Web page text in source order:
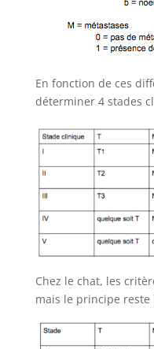
En fonction de ces
déterminer 4 stades
Chez le chat, les
mais le principe reste